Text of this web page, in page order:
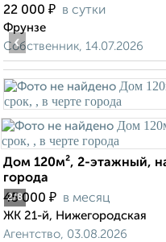
22 000 ₽ в сутки
Фрунзе
Собственник, 14.07.2026
2/8
‹
Дом 120м², 2-этажный,
города
45 000 ₽ в месяц
ЖК 21-й, Нижегородская
Агентство, 03.08.2026